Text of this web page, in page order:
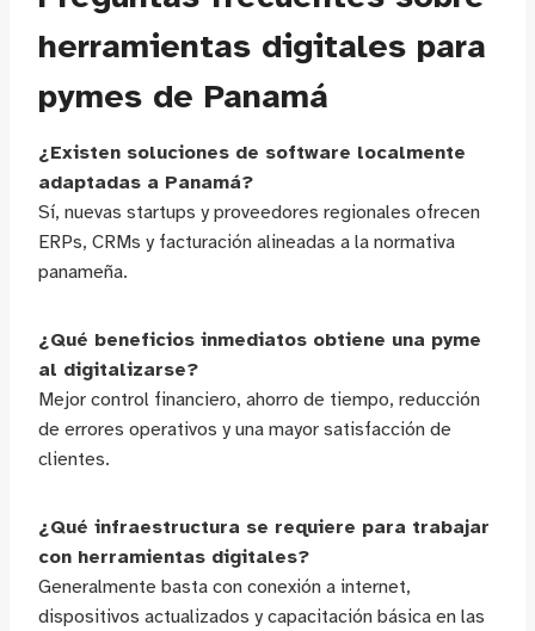
herramientas digitales para
pymes de Panamá
¿Existen soluciones de software localmente
adaptadas a Panamá?
Sí, nuevas startups y proveedores regionales ofrecen
ERPs, CRMs y facturación alineadas a la normativa
panameña.
¿Qué beneficios inmediatos obtiene una pyme
al digitalizarse?
Mejor control financiero, ahorro de tiempo, reducción
de errores operativos y una mayor satisfacción de
clientes.
¿Qué infraestructura se requiere para trabajar
con herramientas digitales?
Generalmente basta con conexión a internet,
dispositivos actualizados y capacitación básica en las